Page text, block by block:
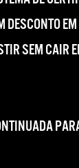
DESCONTO
SEM CAIR